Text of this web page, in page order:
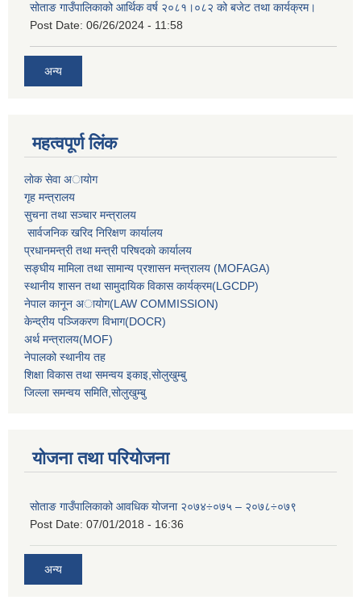
सोताङ गाउँपालिकाको आर्थिक वर्ष २०८१।०८२ को बजेट तथा कार्यक्रम।
Post Date: 06/26/2024 - 11:58
अन्य
महत्वपूर्ण लिंक
लाेक सेवा अायाेग
गृह मन्त्रालय
सुचना तथा सञ्चार मन्त्रालय
सार्वजनिक खरिद निरिक्षण कार्यालय
प्रधानमन्त्री तथा मन्त्री परिषदकाे कार्यालय
सङ्घीय मामिला तथा सामान्य प्रशासन मन्त्रालय (MOFAGA)
स्थानीय शासन तथा सामुदायिक विकास कार्यक्रम(LGCDP)
नेपाल कानून अायोग(LAW COMMISSION)
केन्‍द्रीय पञ्‍जिकरण विभाग(DOCR)
अर्थ मन्‍त्रालय(MOF)
नेपालको स्थानीय तह
शिक्षा विकास तथा समन्वय इकाइ,सोलुखुम्बु
जिल्ला समन्वय समिति,सोलुखुम्बु
योजना तथा परियोजना
सोताङ गाउँपालिकाको आवधिक योजना २०७४÷०७५ – २०७८÷०७९
Post Date: 07/01/2018 - 16:36
अन्य